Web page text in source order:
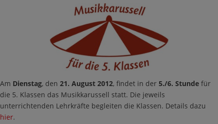
Am Dienstag, den 21. August 2012, findet in der 5./6. Stunde für
die 5. Klassen das Musikkarussell statt. Die jeweils
unterrichtenden Lehrkräfte begleiten die Klassen. Details dazu
hier.